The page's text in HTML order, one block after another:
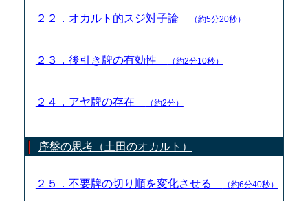
２２．オカルト的スジ対子論 （約5分20秒）
２３．後引き牌の有効性 （約2分10秒）
２４．アヤ牌の存在 （約2分）
序盤の思考（土田のオカルト）
２５．不要牌の切り順を変化させる （約6分40秒）